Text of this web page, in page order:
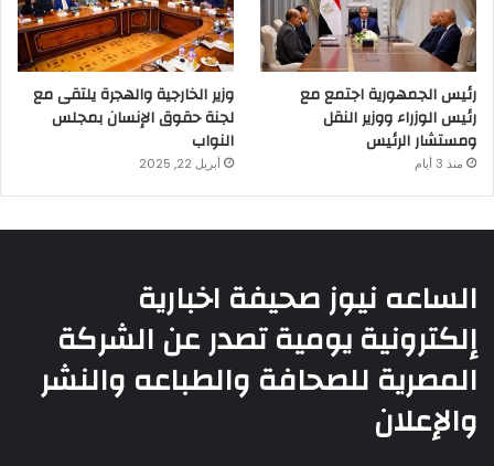
رئيس الجمهورية اجتمع مع
رئيس الوزراء ووزير النقل
ومستشار الرئيس
منذ 3 أيام
وزير الخارجية والهجرة يلتقى مع
لجنة حقوق الإنسان بمجلس
النواب
أبريل 22, 2025
الساعه نيوز صحيفة اخبارية
إلكترونية يومية تصدر عن الشركة
المصرية للصحافة والطباعه والنشر
والإعلان